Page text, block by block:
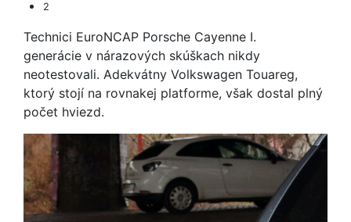
2
Technici EuroNCAP Porsche Cayenne I.
generácie v nárazových skúškach nikdy
neotestovali. Adekvátny Volkswagen Touareg,
ktorý stojí na rovnakej platforme, však dostal plný
počet hviezd.